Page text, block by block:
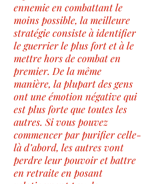
ennemie en combattant le
moins possible, la meilleure
stratégie consiste à identifier
le guerrier le plus fort et à le
mettre hors de combat en
premier. De la même
manière, la plupart des gens
ont une émotion négative qui
est plus forte que toutes les
autres. Si vous pouvez
commencer par purifier celle-
là d’abord, les autres vont
perdre leur pouvoir et battre
en retraite en posant